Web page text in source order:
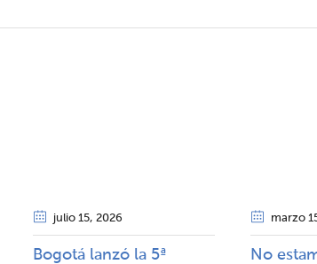
julio 15, 2026
Bogotá lanzó la 5ª
marzo
No